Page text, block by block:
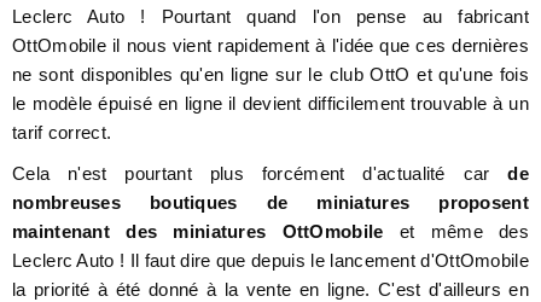
Leclerc Auto ! Pourtant quand l'on pense au fabricant
OttOmobile il nous vient rapidement à l'idée que ces dernières
ne sont disponibles qu'en ligne sur le club OttO et qu'une fois
le modèle épuisé en ligne il devient difficilement trouvable à un
tarif correct.
Cela n'est pourtant plus forcément d'actualité carde
nombreuses boutiques de miniatures proposent
maintenant des miniatures OttOmobile et même des
Leclerc Auto ! Il faut dire que depuis le lancement d'OttOmobile
la priorité à été donné à la vente en ligne. C'est d'ailleurs en